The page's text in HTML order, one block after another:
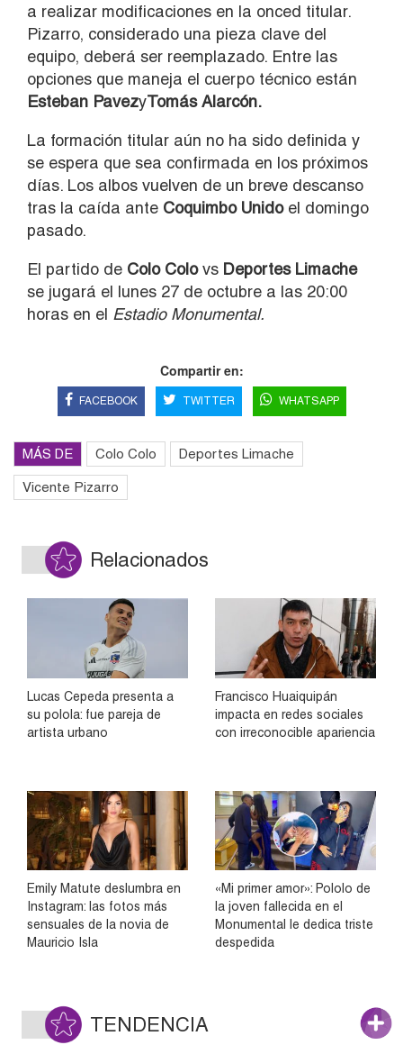
a realizar modificaciones en la onced titular.
Pizarro, considerado una pieza clave del
equipo, deberá ser reemplazado. Entre las
opciones que maneja el cuerpo técnico están
Esteban PavezyTomás Alarcón.
La formación titular aún no ha sido definida y
se espera que sea confirmada en los próximos
días. Los albos vuelven de un breve descanso
tras la caída ante Coquimbo Unidoel domingo
pasado.
El partido de Colo Colovs Deportes Limache
se jugará el lunes 27 de octubre a las 20:00
horas en el Estadio Monumental.
Compartir en:
FACEBOOK TWITTER WHATSAPP
MÁS DE Colo Colo Deportes Limache
Vicente Pizarro
Relacionados
Lucas Cepeda presenta a
su polola: fue pareja de
artista urbano
Francisco Huaiquipán
impacta en redes sociales
con irreconocible apariencia
Emily Matute deslumbra en
Instagram: las fotos más
sensuales de la novia de
Mauricio Isla
«Mi primer amor»: Pololo de
la joven fallecida en el
Monumental le dedica triste
despedida
TENDENCIA